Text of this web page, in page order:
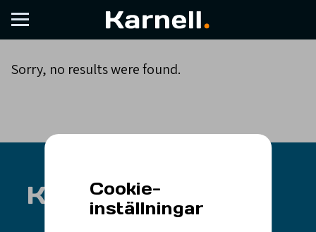
Cookie-
inställningar
PR
Sorry, no results were found.